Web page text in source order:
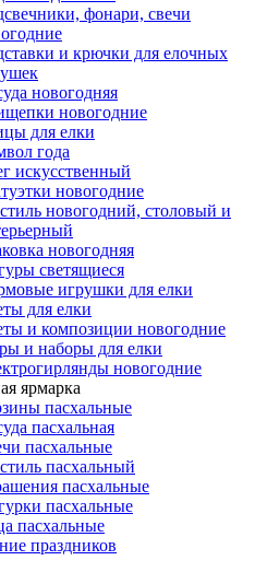
фонари, свечи
и крючки для елочных
новогодняя
новогодние
для елки
года
искусственный
новогодние
новогодний, столовый и
новогодняя
светящиеся
игрушки для елки
для елки
и композиции новогодние
и наборы для елки
новогодние
ярмарка
пасхальные
пасхальная
пасхальные
пасхальный
пасхальные
пасхальные
пасхальные
праздников